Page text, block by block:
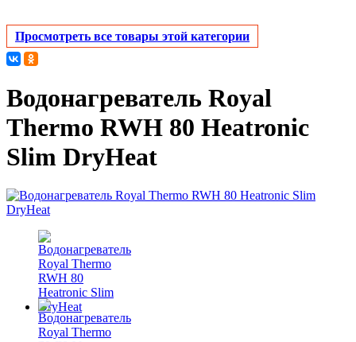
Просмотреть все товары этой категории
Водонагреватель Royal
Thermo RWH 80 Heatronic
Slim DryHeat